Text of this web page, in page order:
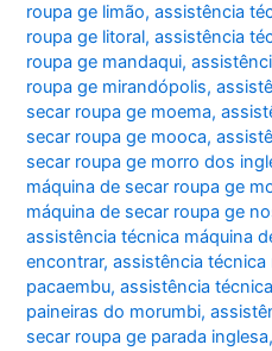
roupa ge limão,assistência
roupa ge litoral,assistência
roupa ge mandaqui,
roupa ge mirandópolis,
secar roupa ge moema,
secar roupa ge mooca,
secar roupa ge morro dos
máquina de secar roupa ge
máquina de secar roupa ge
assistência técnica máquina
encontrar,assistência técnica
pacaembu,assistência
paineiras do morumbi,
secar roupa ge parada inglesa